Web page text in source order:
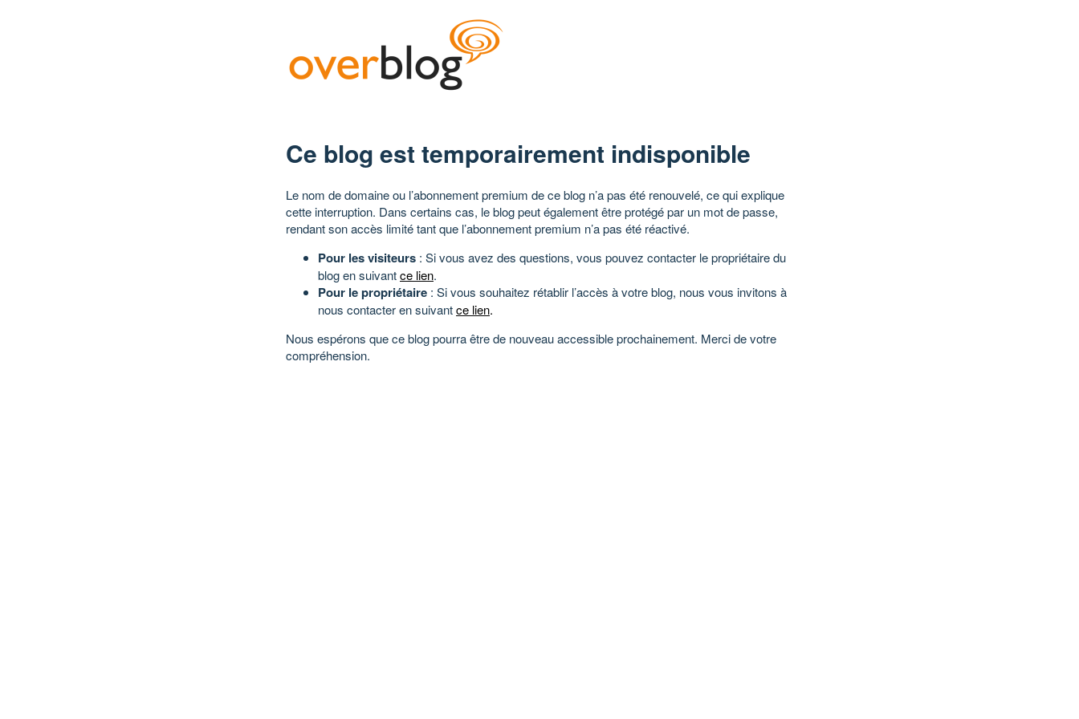
Ce blog est temporairement indisponible
Le nom de domaine ou l’abonnement premium de ce blog n’a pas été renouvelé, ce qui explique
cette interruption. Dans certains cas, le blog peut également être protégé par un mot de passe,
rendant son accès limité tant que l’abonnement premium n’a pas été réactivé.
Pour les visiteurs : Si vous avez des questions, vous pouvez contacter le propriétaire du
blog en suivantce lien.
Pour le propriétaire : Si vous souhaitez rétablir l’accès à votre blog, nous vous invitons à
nous contacter en suivantce lien.
Nous espérons que ce blog pourra être de nouveau accessible prochainement. Merci de votre
compréhension.